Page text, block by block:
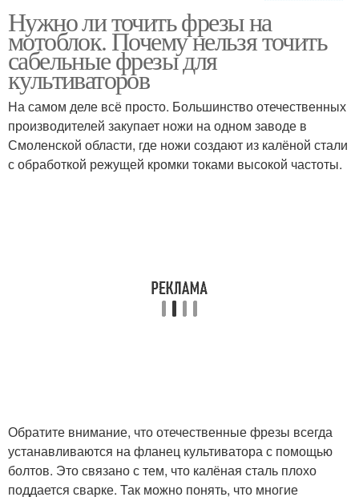
Фрезы для мотоблока Заводская фреза
Спиралевидная фреза
Нужно ли точить фрезы на
мотоблок. Почему нельзя точить
сабельные фрезы для
культиваторов
На самом деле всё просто. Большинство отечественных
производителей закупает ножи на одном заводе в
Смоленской области, где ножи создают из калёной стали
с обработкой режущей кромки токами высокой частоты.
Обратите внимание, что отечественные фрезы всегда
устанавливаются на фланец культиватора с помощью
болтов. Это связано с тем, что калёная сталь плохо
поддается сварке. Так можно понять, что многие